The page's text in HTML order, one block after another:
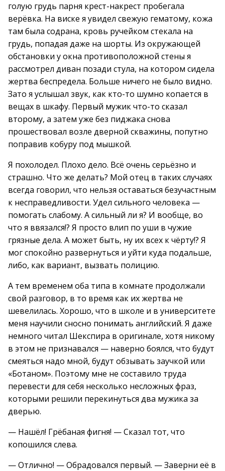
голую грудь парня крест-накрест пробегала
верёвка. На виске я увидел свежую гематому, кожа
там была содрана, кровь ручейком стекала на
грудь, попадая даже на шорты. Из окружающей
обстановки у окна противоположной стены я
рассмотрел диван позади стула, на котором сидела
жертва беспредела. Больше ничего не было видно.
Зато я услышал звук, как кто-то шумно копается в
вещах в шкафу. Первый мужик что-то сказал
второму, а затем уже без пиджака снова
прошествовал возле дверной скважины, попутно
поправив кобуру под мышкой.
Я похолодел. Плохо дело. Всё очень серьёзно и
страшно. Что же делать? Мой отец в таких случаях
всегда говорил, что нельзя оставаться безучастным
к несправедливости. Удел сильного человека —
помогать слабому. А сильный ли я? И вообще, во
что я ввязался!? Я просто влип по уши в чужие
грязные дела. А может быть, ну их всех к чёрту!? Я
мог спокойно развернуться и уйти куда подальше,
либо, как вариант, вызвать полицию.
А тем временем оба типа в комнате продолжали
свой разговор, в то время как их жертва не
шевелилась. Хорошо, что в школе и в университете
меня научили сносно понимать английский. Я даже
немного читал Шекспира в оригинале, хотя никому
в этом не признавался — наверно боялся, что будут
смеяться надо мной, будут обзывать заучкой или
«Ботаном». Поэтому мне не составило труда
перевести для себя несколько несложных фраз,
которыми решили перекинуться два мужика за
дверью.
— Нашёл! Грёбаная фигня! — Сказал тот, что
копошился слева.
— Отлично! — Обрадовался первый. — Заверни её в